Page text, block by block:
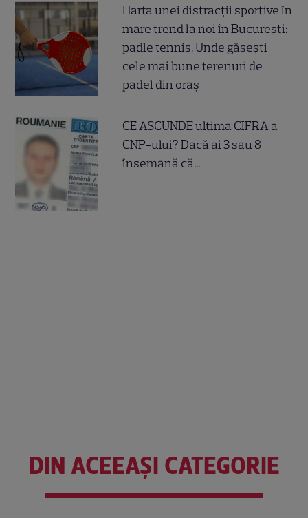
Harta unei distracții sportive în
mare trend la noi în București:
padle tennis. Unde găsești
cele mai bune terenuri de
padel din oraș
CE ASCUNDE ultima CIFRA a
CNP-ului? Dacă ai 3 sau 8
însemană că...
DIN ACEEAȘI CATEGORIE